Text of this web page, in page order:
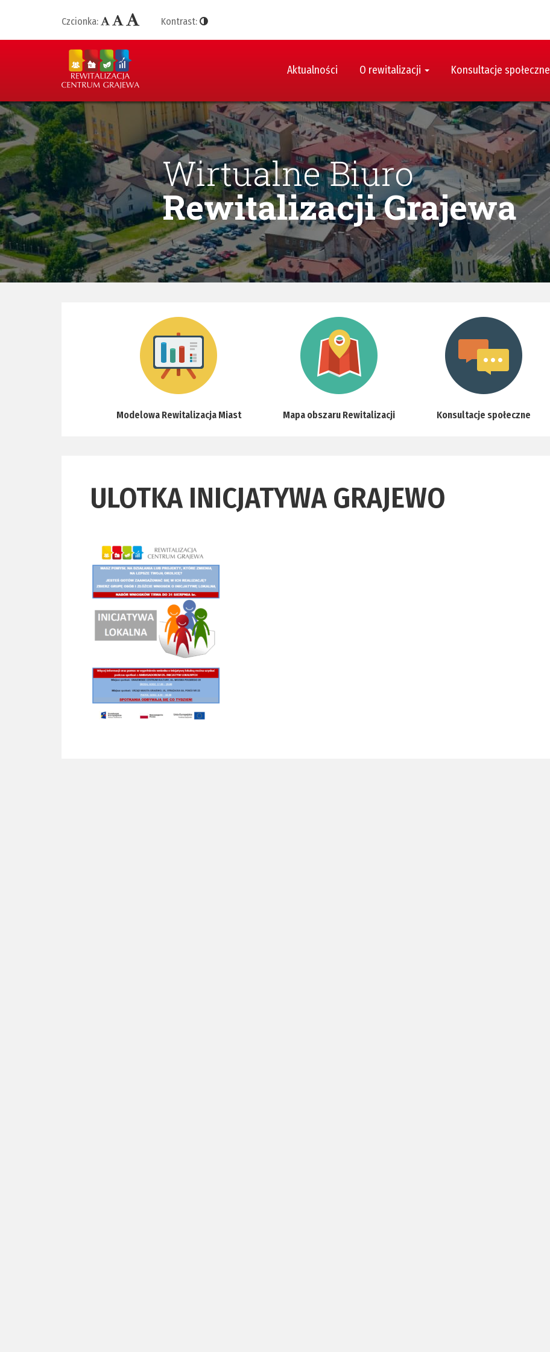
Czcionka: Kontrast:
Aktualności O rewitalizacji Konsultacje społeczne
Wirtualne Biuro
Rewitalizacji Grajewa
Modelowa Rewitalizacja Miast Mapa obszaru Rewitalizacji Konsultacje społeczne
ULOTKA INICJATYWA GRAJEWO